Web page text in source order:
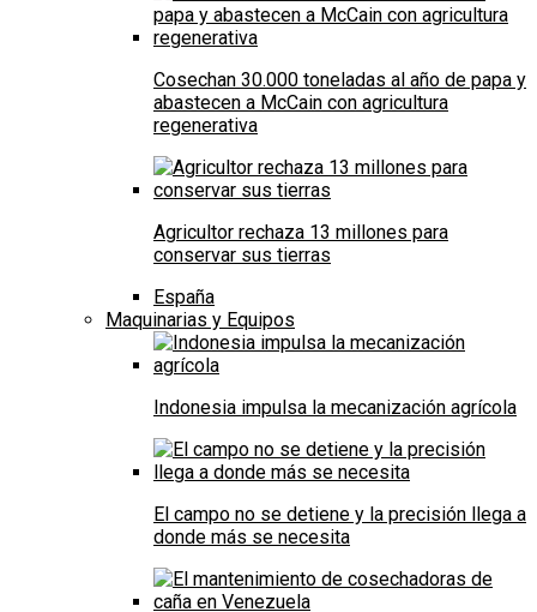
Cosechan 30.000 toneladas al año de papa y
abastecen a McCain con agricultura
regenerativa
Agricultor rechaza 13 millones para
conservar sus tierras
España
Maquinarias y Equipos
Indonesia impulsa la mecanización agrícola
El campo no se detiene y la precisión llega a
donde más se necesita